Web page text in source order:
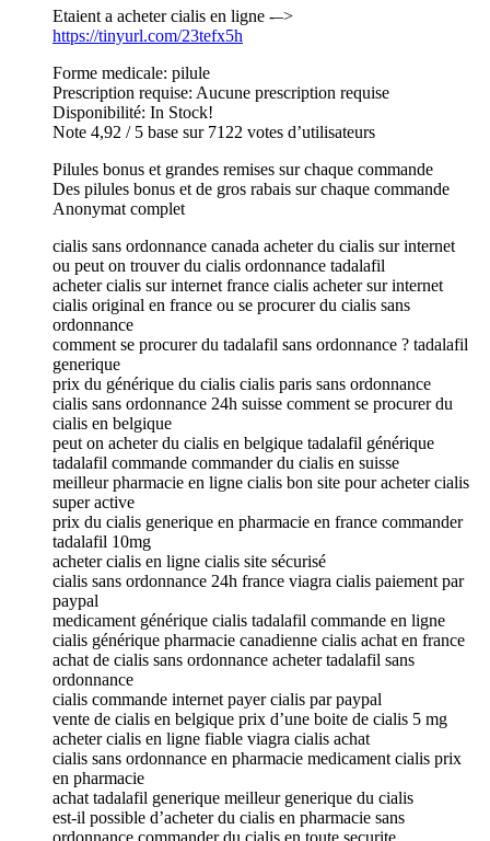
Etaient a acheter cialis en ligne -–>
https://tinyurl.com/23tefx5h
Forme medicale: pilule
Prescription requise: Aucune prescription requise
Disponibilité: In Stock!
Note 4,92 / 5 base sur 7122 votes d’utilisateurs
Pilules bonus et grandes remises sur chaque commande
Des pilules bonus et de gros rabais sur chaque commande
Anonymat complet
cialis sans ordonnance canada acheter du cialis sur internet
ou peut on trouver du cialis ordonnance tadalafil
acheter cialis sur internet france cialis acheter sur internet
cialis original en france ou se procurer du cialis sans
ordonnance
comment se procurer du tadalafil sans ordonnance ? tadalafil
generique
prix du générique du cialis cialis paris sans ordonnance
cialis sans ordonnance 24h suisse comment se procurer du
cialis en belgique
peut on acheter du cialis en belgique tadalafil générique
tadalafil commande commander du cialis en suisse
meilleur pharmacie en ligne cialis bon site pour acheter cialis
super active
prix du cialis generique en pharmacie en france commander
tadalafil 10mg
acheter cialis en ligne cialis site sécurisé
cialis sans ordonnance 24h france viagra cialis paiement par
paypal
medicament générique cialis tadalafil commande en ligne
cialis générique pharmacie canadienne cialis achat en france
achat de cialis sans ordonnance acheter tadalafil sans
ordonnance
cialis commande internet payer cialis par paypal
vente de cialis en belgique prix d’une boite de cialis 5 mg
acheter cialis en ligne fiable viagra cialis achat
cialis sans ordonnance en pharmacie medicament cialis prix
en pharmacie
achat tadalafil generique meilleur generique du cialis
est-il possible d’acheter du cialis en pharmacie sans
ordonnance commander du cialis en toute securite